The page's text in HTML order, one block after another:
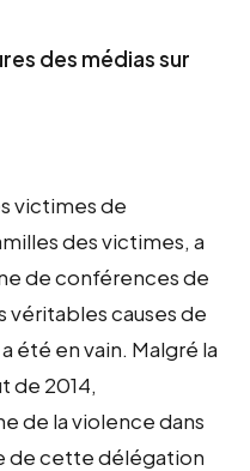
des médias sur
victimes de
des victimes, a
de conférences de
causes de
été en vain. Malgré la
de 2014,
de la violence dans
de cette délégation